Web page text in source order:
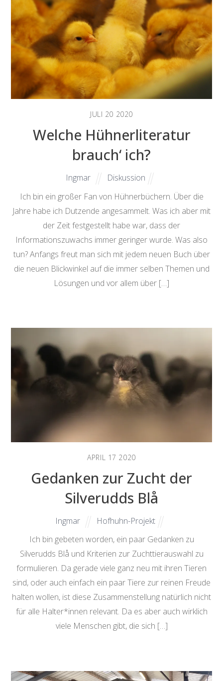
JULI 20 2020
Welche Hühnerliteratur
brauch‘ ich?
Ingmar
Diskussion
Ich bin ein großer Fan von Hühnerbüchern. Über die
Jahre habe ich Dutzende angesammelt. Was ich aber mit
der Zeit festgestellt habe war, dass der
Informationszuwachs immer geringer wurde. Was also
tun? Anfangs freut man sich mit jedem neuen Buch über
die neuen Blickwinkel auf die immer selben Themen und
Lösungen und vor allem über […]
APRIL 17 2020
Gedanken zur Zucht der
Silverudds Blå
Ingmar
Hofhuhn-Projekt
Ich bin gebeten worden, ein paar Gedanken zu
Silverudds Blå und Kriterien zur Zuchttierauswahl zu
formulieren. Da gerade viele ganz neu mit ihren Tieren
sind, oder auch einfach ein paar Tiere zur reinen Freude
halten wollen, ist diese Zusammenstellung natürlich nicht
für alle Halter*innen relevant. Da es aber auch wirklich
viele Menschen gibt, die sich […]